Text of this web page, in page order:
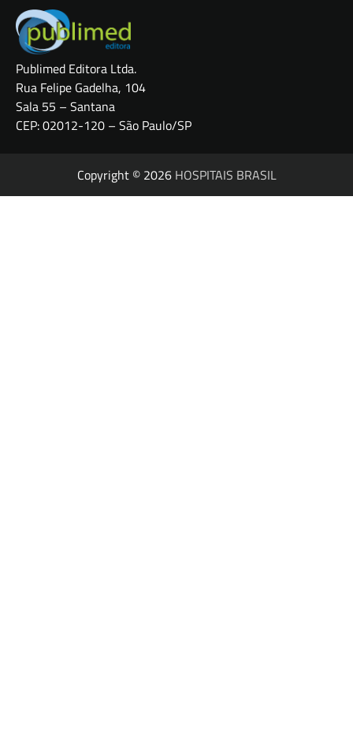
Publimed Editora Ltda.
Rua Felipe Gadelha, 104
Sala 55 – Santana
CEP: 02012-120 – São Paulo/SP
Copyright © 2026 HOSPITAIS BRASIL